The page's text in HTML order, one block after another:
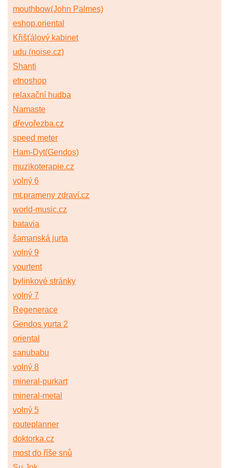
mouthbow(John Palmes)
eshop.oriental
Křišťálový kabinet
udu (noise.cz)
Shanti
etnoshop
relaxační hudba
Namaste
dřevořezba.cz
speed meter
Ham-Dyt(Gendos)
muzikoterapie.cz
volný 6
mt.prameny zdraví.cz
world-music.cz
batavia
šamanská jurta
volný 9
yourtent
bylinkové stránky
volný 7
Regenerace
Gendos yurta 2
oriental
sanubabu
volný 8
mineral-purkart
mineral-metal
volný 5
routeplanner
doktorka.cz
most do říše snů